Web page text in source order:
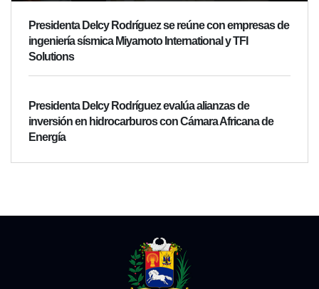
Presidenta Delcy Rodríguez se reúne con empresas de
ingeniería sísmica Miyamoto International y TFI
Solutions
Presidenta Delcy Rodríguez evalúa alianzas de
inversión en hidrocarburos con Cámara Africana de
Energía